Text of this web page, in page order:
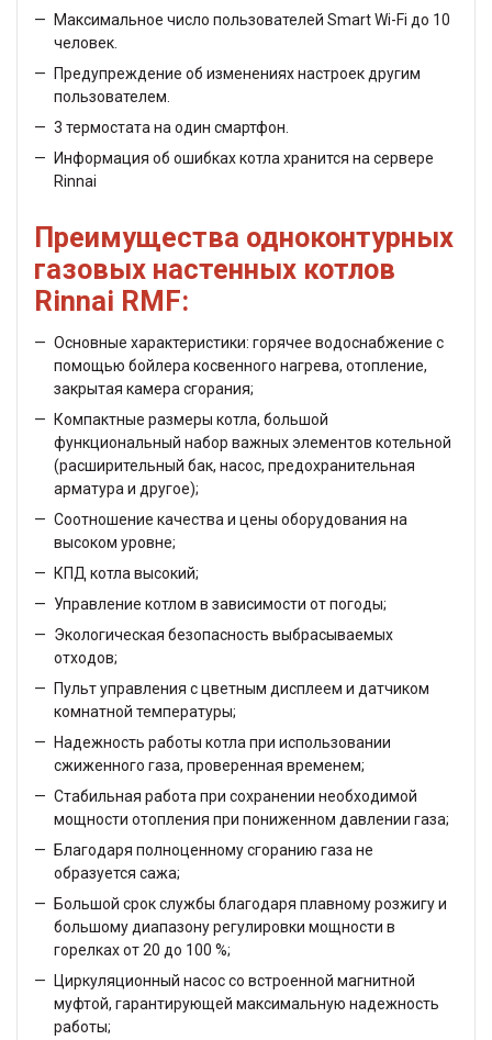
Максимальное число пользователей Smart Wi-Fi до 10
человек.
Предупреждение об изменениях настроек другим
пользователем.
3 термостата на один смартфон.
Информация об ошибках котла хранится на сервере
Rinnai
Преимущества одноконтурных
газовых настенных котлов
Rinnai RMF:
Основные характеристики: горячее водоснабжение с
помощью бойлера косвенного нагрева, отопление,
закрытая камера сгорания;
Компактные размеры котла, большой
функциональный набор важных элементов котельной
(расширительный бак, насос, предохранительная
арматура и другое);
Соотношение качества и цены оборудования на
высоком уровне;
КПД котла высокий;
Управление котлом в зависимости от погоды;
Экологическая безопасность выбрасываемых
отходов;
Пульт управления с цветным дисплеем и датчиком
комнатной температуры;
Надежность работы котла при использовании
сжиженного газа, проверенная временем;
Стабильная работа при сохранении необходимой
мощности отопления при пониженном давлении газа;
Благодаря полноценному сгоранию газа не
образуется сажа;
Большой срок службы благодаря плавному розжигу и
большому диапазону регулировки мощности в
горелках от 20 до 100 %;
Циркуляционный насос со встроенной магнитной
муфтой, гарантирующей максимальную надежность
работы;